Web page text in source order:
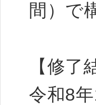
間）で
【修了
令和8